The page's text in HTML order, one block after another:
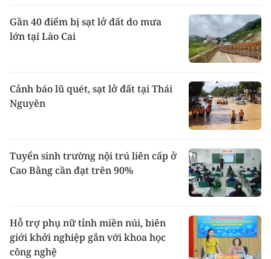
Gần 40 điểm bị sạt lở đất do mưa
lớn tại Lào Cai
Cảnh báo lũ quét, sạt lở đất tại Thái
Nguyên
Tuyển sinh trường nội trú liên cấp ở
Cao Bằng cần đạt trên 90%
Hỗ trợ phụ nữ tỉnh miền núi, biên
giới khởi nghiệp gắn với khoa học
công nghệ